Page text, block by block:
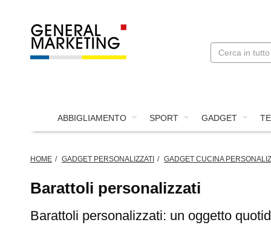
ABBIGLIAMENTO SPORT GADGET
HOME GADGET PERSONALIZZATI GADGET CUCINA
Barattoli personalizzati
Barattoli personalizzati: un oggetto